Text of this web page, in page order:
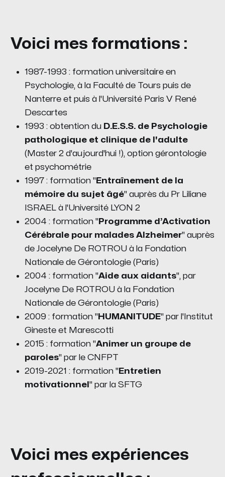
Voici mes formations :
1987-1993 : formation universitaire en
Psychologie, à la Faculté de Tours puis de
Nanterre et puis à l'Université Paris V René
Descartes
1993 : obtention du D.E.S.S. de Psychologie
pathologique et clinique de l'adulte
(Master 2 d'aujourd'hui !), option gérontologie
et psychométrie
1997 : formation "Entraînement de la
mémoire du sujet âgé" auprès du Pr Liliane
ISRAEL à l'Université LYON 2
2004 : formation "Programme d’Activation
Cérébrale pour malades Alzheimer" auprès
de Jocelyne De ROTROU à la Fondation
Nationale de Gérontologie (Paris)
2004 : formation "Aide aux aidants", par
Jocelyne De ROTROU à la Fondation
Nationale de Gérontologie (Paris)
2009 : formation "HUMANITUDE" par l'Institut
Gineste et Marescotti
2015 : formation "Animer un groupe de
paroles" par le CNFPT
2019-2021 : formation "Entretien
motivationnel " par la SFTG
Voici mes expériences